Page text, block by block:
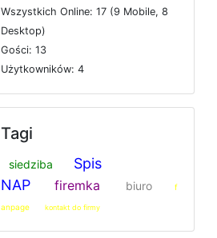
Wszystkich Online: 17 (9 Mobile, 8
Desktop)
Gości: 13
Użytkowników: 4
Tagi
siedziba
Spis
NAP
firemka biuro f
anpage kontakt do firmy